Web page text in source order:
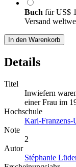
Buch fürUS$
Versand
In den Warenkorb
Details
Titel
Inwiefern
einer Frau im
Hochschule
Karl-Franzens-
Note
2
Autor
Stéphanie